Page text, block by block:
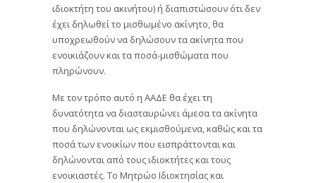
ιδιοκτήτη του ακινήτου) ή διαπιστώσουν ότι δεν
έχει δηλωθεί το μισθωμένο ακίνητο, θα
υποχρεωθούν να δηλώσουν τα ακίνητα που
ενοικιάζουν και τα ποσά-μισθώματα που
πληρώνουν.
Με τον τρόπο αυτό η ΑΑΔΕ θα έχει τη
δυνατότητα να διασταυρώνει άμεσα τα ακίνητα
που δηλώνονται ως εκμισθούμενα, καθώς και τα
ποσά των ενοικίων που εισπράττονται και
δηλώνονται από τους ιδιοκτήτες και τους
ενοικιαστές. Το Μητρώο Ιδιοκτησίας και